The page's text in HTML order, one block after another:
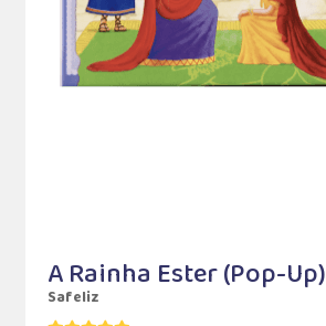
A Rainha Ester (Pop-Up)
Safeliz